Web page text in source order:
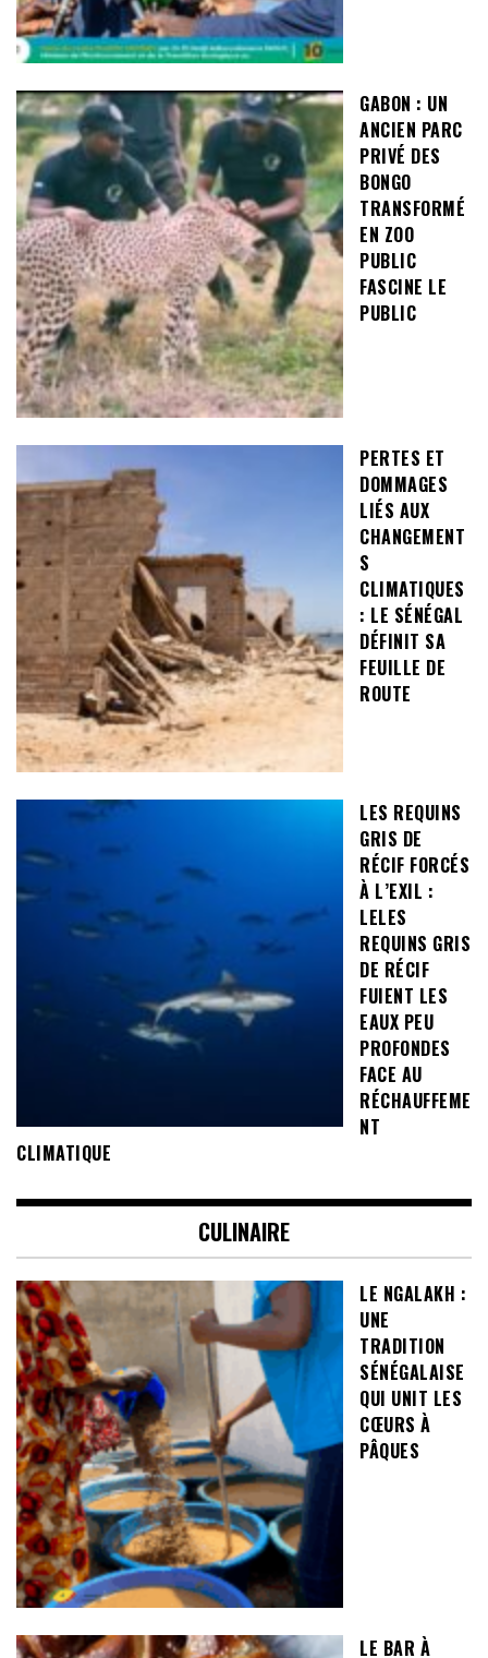
GABON : UN
ANCIEN PARC
PRIVÉ DES
BONGO
TRANSFORMÉ
EN ZOO
PUBLIC
FASCINE LE
PUBLIC
PERTES ET
DOMMAGES
LIÉS AUX
CHANGEMENT
S
CLIMATIQUES
: LE SÉNÉGAL
DÉFINIT SA
FEUILLE DE
ROUTE
LES REQUINS
GRIS DE
RÉCIF FORCÉS
À L’EXIL :
LELES
REQUINS GRIS
DE RÉCIF
FUIENT LES
EAUX PEU
PROFONDES
FACE AU
RÉCHAUFFEME
NT
CLIMATIQUE
CULINAIRE
LE NGALAKH :
UNE
TRADITION
SÉNÉGALAISE
QUI UNIT LES
CŒURS À
PÂQUES
LE BAR À